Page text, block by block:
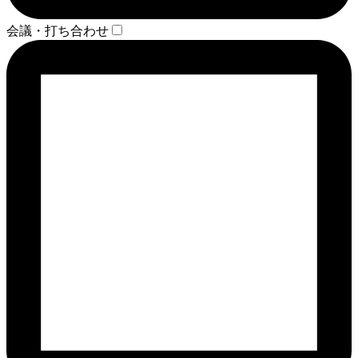
会議・打ち合わせ